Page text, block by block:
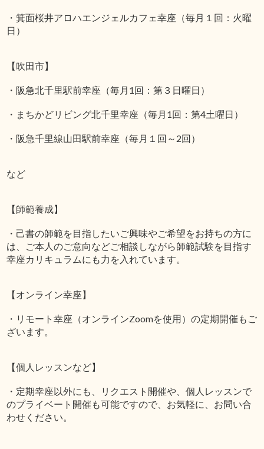
・箕面桜井アロハエンジェルカフェ幸座（毎月１回：火曜
日）
【吹田市】
・阪急北千里駅前幸座（毎月1回：第３日曜日）
・まちかどリビング北千里幸座（毎月1回：第4土曜日）
・阪急千里線山田駅前幸座（毎月１回～2回）
など
【師範養成】
・己書の師範を目指したいご興味やご希望をお持ちの方に
は、ご本人のご意向などご相談しながら師範試験を目指す
幸座カリキュラムにも力を入れています。
【オンライン幸座】
・リモート幸座（オンラインZoomを使用）の定期開催もご
ざいます。
【個人レッスンなど】
・定期幸座以外にも、リクエスト開催や、個人レッスンで
のプライベート開催も可能ですので、お気軽に、お問い合
わせください。